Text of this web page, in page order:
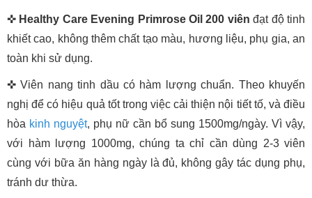
✜ Healthy Care Evening Primrose Oil 200 viên đạt độ tinh
khiết cao, không thêm chất tạo màu, hương liệu, phụ gia, an
toàn khi sử dụng.
✜ Viên nang tinh dầu có hàm lượng chuẩn. Theo khuyến
nghị để có hiệu quả tốt trong việc cải thiện nội tiết tố, và điều
hòa kinh nguyệt, phụ nữ cần bổ sung 1500mg/ngày. Vì vậy,
với hàm lượng 1000mg, chúng ta chỉ cần dùng 2-3 viên
cùng với bữa ăn hàng ngày là đủ, không gây tác dụng phụ,
tránh dư thừa.